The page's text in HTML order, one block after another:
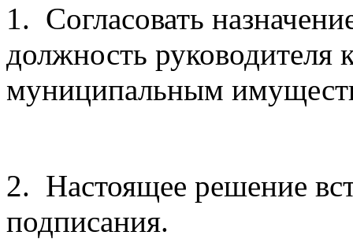
1. Согласовать
должность руководителя
муниципальным
2. Настоящее решение
подписания.